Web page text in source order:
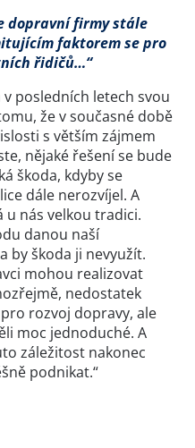
dopravní firmy stále
faktorem se pro
řidičů…“
posledních letech svou
že v současné době
s větším zájmem
nějaké řešení se bude
škoda, kdyby se
dále nerozvíjel. A
nás velkou tradici.
danou naší
by škoda ji nevyužít.
mohou realizovat
nedostatek
rozvoj dopravy, ale
moc jednoduché. A
záležitost nakonec
podnikat.“